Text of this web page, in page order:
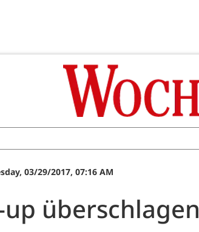
03/29/2017, 07:16 AM
überschlagen